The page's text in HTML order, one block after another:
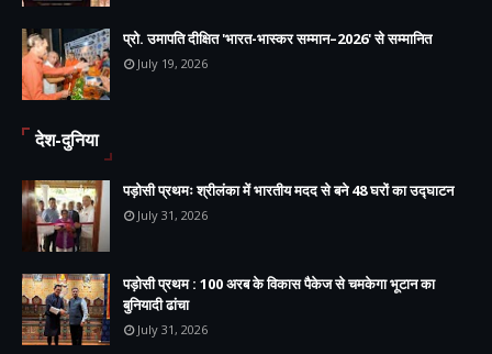
प्रो. उमापति दीक्षित 'भारत-भास्कर सम्मान–2026' से सम्मानित
July 19, 2026
देश-दुनिया
पड़ोसी प्रथमः श्रीलंका में भारतीय मदद से बने 48 घरों का उद्घाटन
July 31, 2026
पड़ोसी प्रथम : 100 अरब के विकास पैकेज से चमकेगा भूटान का
बुनियादी ढांचा
July 31, 2026